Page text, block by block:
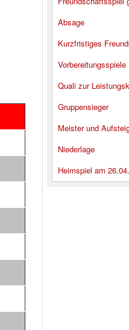
Absage
Kurzfristiges
Vorbereitungsspiele
Quali zur
Gruppensieger
Meister und
Niederlage
Heimspiel am